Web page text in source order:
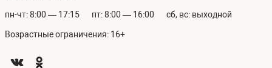
пн-чт: 8:00 — 17:15 пт: 8:00 — 16:00 сб, вс: выходной
Возрастные ограничения: 16+